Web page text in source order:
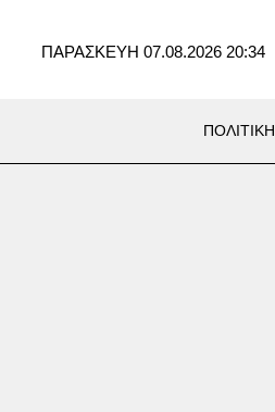
ΠΑΡΑΣΚΕΥΗ 07.08.2026 20:34
ΠΟΛΙΤΙΚΗ